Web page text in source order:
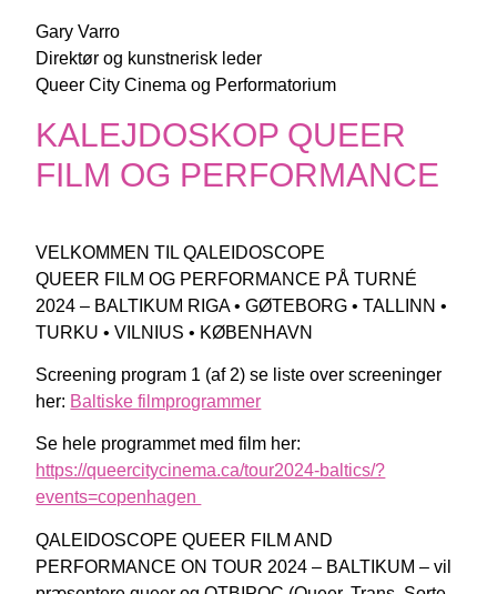
Gary Varro
Direktør og kunstnerisk leder
Queer City Cinema og Performatorium
KALEJDOSKOP QUEER
FILM OG PERFORMANCE
VELKOMMEN TIL QALEIDOSCOPE
QUEER FILM OG PERFORMANCE PÅ TURNÉ
2024 – BALTIKUM RIGA • GØTEBORG • TALLINN •
TURKU • VILNIUS • KØBENHAVN
Screening program 1 (af 2) se liste over screeninger
her: Baltiske filmprogrammer
Se hele programmet med film her:
https://queercitycinema.ca/tour2024-baltics/?
events=copenhagen
QALEIDOSCOPE QUEER FILM AND
PERFORMANCE ON TOUR 2024 – BALTIKUM – vil